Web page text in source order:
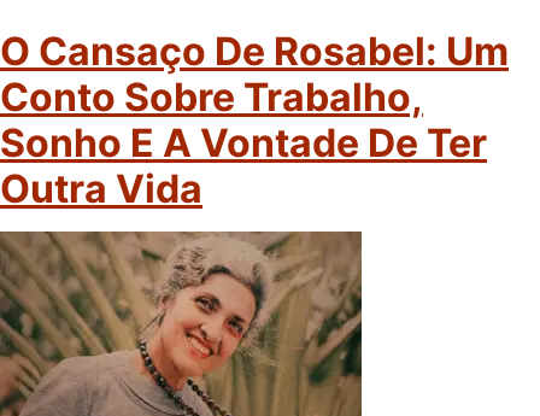
O Cansaço De Rosabel: Um
Conto Sobre Trabalho,
Sonho E A Vontade De Ter
Outra Vida